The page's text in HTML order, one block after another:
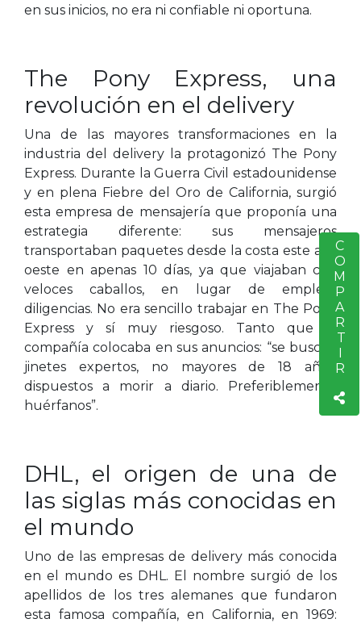
en sus inicios, no era ni confiable ni oportuna.
The Pony Express, una
revolución en el delivery
Una de las mayores transformaciones en la
industria del delivery la protagonizó The Pony
Express. Durante la Guerra Civil estadounidense
y en plena Fiebre del Oro de California, surgió
esta empresa de mensajería que proponía una
estrategia diferente: sus mensajeros
transportaban paquetes desde la costa este a la
oeste en apenas 10 días, ya que viajaban con
veloces caballos, en lugar de emplear
diligencias. No era sencillo trabajar en The Pony
Express y sí muy riesgoso. Tanto que la
compañía colocaba en sus anuncios: “se buscan
jinetes expertos, no mayores de 18 años,
dispuestos a morir a diario. Preferiblemente
huérfanos”.
DHL, el origen de una de
las siglas más conocidas en
el mundo
Uno de las empresas de delivery más conocida
en el mundo es DHL. El nombre surgió de los
apellidos de los tres alemanes que fundaron
esta famosa compañía, en California, en 1969:
COMPARTIR